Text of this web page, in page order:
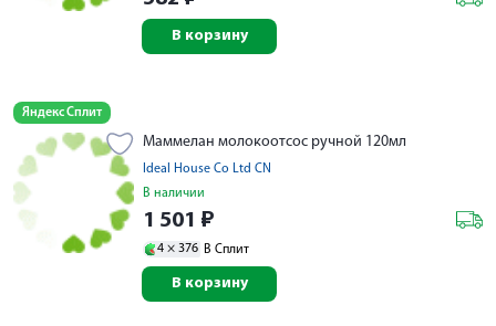
В корзину
Яндекс Сплит
Маммелан молокоотсос ручной 120мл
Ideal House Co Ltd CN
В наличии
1 501 ₽
4 × 376 В Сплит
В корзину